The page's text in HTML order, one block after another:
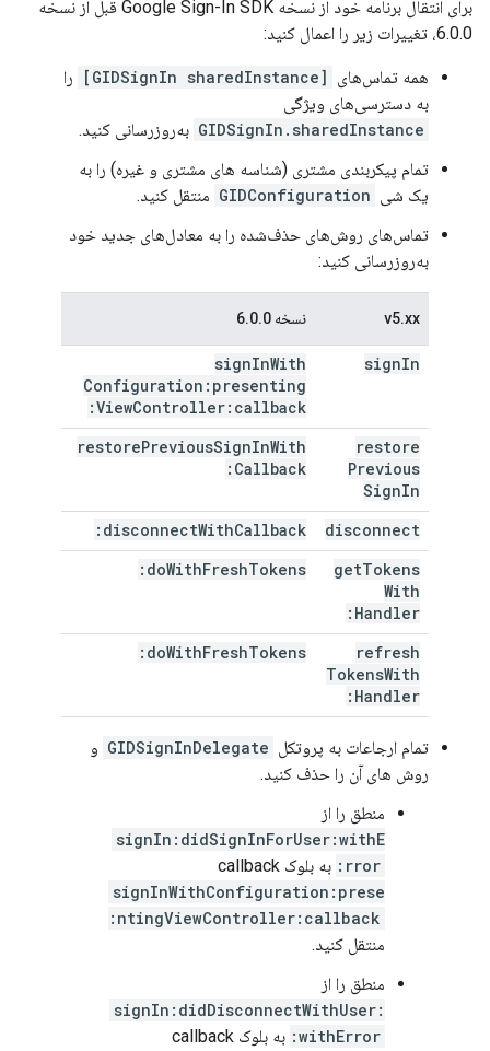
برای انتقال برنامه خود از نسخه Google Sign-In SDK قبل از نسخه
6.0.0، تغییرات زیر را اعمال کنید:
همه تماس‌های [GIDSignIn sharedInstance]
را
به دسترسی‌های ویژگی
GIDSignIn.sharedInstance به‌روزرسانی کنید.
تمام پیکربندی مشتری (شناسه های مشتری و غیره) را به
یک شی GIDConfiguration منتقل کنید.
تماس‌های روش‌های حذف‌شده را به معادل‌های جدید خود
به‌روزرسانی کنید:
v5.xx نسخه 6.0.0
signIn
signInWith
Configuration:presenting
ViewController:callback:
restore
Previous
SignIn
restorePreviousSignInWith
Callback:
disconnect
disconnectWithCallback:
getTokens
With
Handler:
doWithFreshTokens:
refresh
TokensWith
Handler:
doWithFreshTokens:
تمام ارجاعات به پروتکل GIDSignInDelegate و
روش های آن را حذف کنید.
منطق را از
signIn:didSignInForUser:withE
rror:
به بلوک callback
signInWithConfiguration:prese
ntingViewController:callback:
منتقل کنید.
منطق را از
signIn:didDisconnectWithUser:
withError:
به بلوک callback